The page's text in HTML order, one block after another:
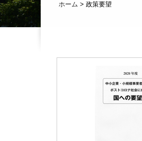
ホーム >政策要望